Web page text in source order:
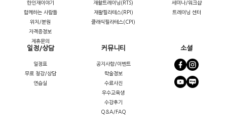
한인재이야기
함께하는 사람들
위치/분원
자격증정보
제휴문의
재활트레이닝(RTS)
재활필라테스(RPI)
클래식필라테스(CPI)
세미나/워크샵
트레이닝 센터
일정/상담
일정표
무료 청강/상담
연습실
커뮤니티
공지사항/이벤트
학술정보
수료사진
우수교육생
수강후기
Q&A/FAQ
소셜